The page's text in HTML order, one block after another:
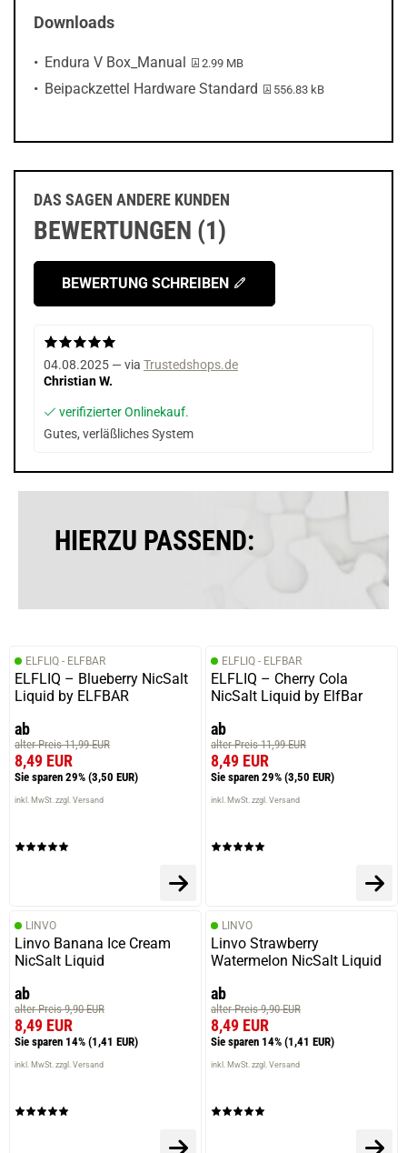
Downloads
Endura V Box_Manual PDF-Datei:
2.99 MB
Beipackzettel Hardware Standard PDF-Datei:
556.83 kB
DAS SAGEN ANDERE KUNDEN
BEWERTUNGEN (1)
BEWERTUNG SCHREIBEN
04.08.2025 — via Trustedshops.de
Christian W.
verifizierter Onlinekauf.
Gutes, verläßliches System
HIERZU PASSEND:
ELFLIQ - ELFBAR
ELFLIQ – Blueberry NicSalt
Liquid by ELFBAR
ab
alter Preis 11,99 EUR
8,49 EUR
Sie sparen 29% (3,50 EUR)
inkl. MwSt. zzgl. Versand
ELFLIQ - ELFBAR
ELFLIQ – Cherry Cola
NicSalt Liquid by ElfBar
ab
alter Preis 11,99 EUR
8,49 EUR
Sie sparen 29% (3,50 EUR)
inkl. MwSt. zzgl. Versand
LINVO
Linvo Banana Ice Cream
NicSalt Liquid
ab
alter Preis 9,90 EUR
8,49 EUR
Sie sparen 14% (1,41 EUR)
inkl. MwSt. zzgl. Versand
LINVO
Linvo Strawberry
Watermelon NicSalt Liquid
ab
alter Preis 9,90 EUR
8,49 EUR
Sie sparen 14% (1,41 EUR)
inkl. MwSt. zzgl. Versand